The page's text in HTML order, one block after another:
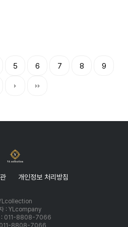
5 6 7 8 9
개인정보 처리방침
: YLcompany
: 011-8808-7066
011-8808-7066